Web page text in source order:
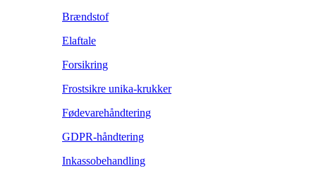
Brændstof
Elaftale
Forsikring
Frostsikre unika-krukker
Fødevarehåndtering
GDPR-håndtering
Inkassobehandling